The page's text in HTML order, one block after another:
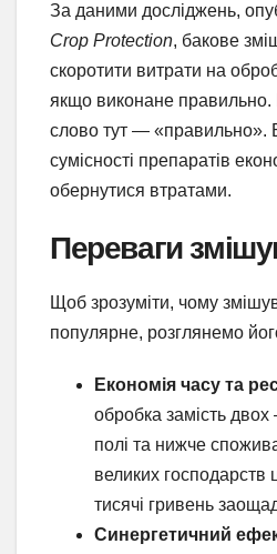
За даними досліджень,
Crop Protection, бакове
скоротити витрати на
якщо виконане
слово тут — «правильно».
сумісності препаратів
обернутися втратами.
Переваги
Щоб зрозуміти, чому
популярне, розглянемо
Економія часу та
обробка замість
полі та нижче
великих господарств
тисячі гривень
Синергетичний